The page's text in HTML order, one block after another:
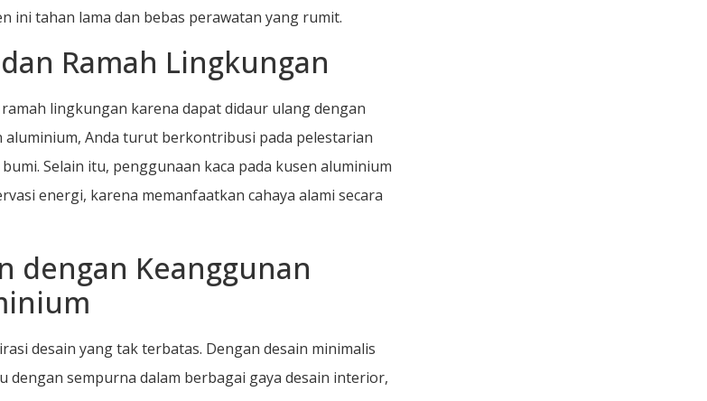
ini tahan lama dan bebas perawatan yang rumit.
Ramah Lingkungan
lingkungan karena dapat didaur ulang dengan
aluminium, Anda turut berkontribusi pada pelestarian
Selain itu, penggunaan kaca pada kusen aluminium
energi, karena memanfaatkan cahaya alami secara
dengan Keanggunan
desain yang tak terbatas. Dengan desain minimalis
dengan sempurna dalam berbagai gaya desain interior,